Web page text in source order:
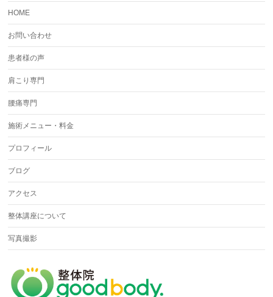
HOME
お問い合わせ
患者様の声
肩こり専門
腰痛専門
施術メニュー・料金
プロフィール
ブログ
アクセス
整体講座について
写真撮影